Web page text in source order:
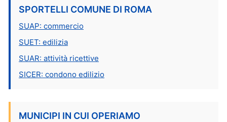
SPORTELLI COMUNE DI ROMA
SUAP: commercio
SUET: edilizia
SUAR: attività ricettive
SICER: condono edilizio
MUNICIPI IN CUI OPERIAMO